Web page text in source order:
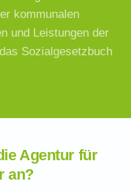
kommunalen
und Leistungen der
Sozialgesetzbuch
Agentur für
an?